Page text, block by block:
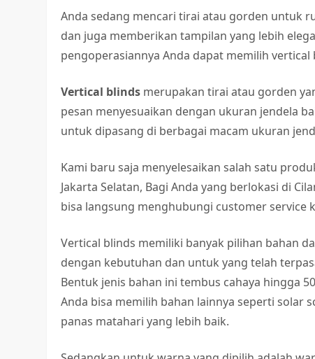
Anda sedang mencari tirai atau gorden untuk
dan juga memberikan tampilan yang lebih
pengoperasiannya Anda dapat memilih
Vertical blinds merupakan tirai atau gorden
pesan menyesuaikan dengan ukuran jendela
untuk dipasang di berbagai macam ukuran
Kami baru saja menyelesaikan salah satu
Jakarta Selatan, Bagi Anda yang berlokasi di
bisa langsung menghubungi customer service
Vertical blinds memiliki banyak pilihan bahan
dengan kebutuhan dan untuk yang telah
Bentuk jenis bahan ini tembus cahaya hingga
Anda bisa memilih bahan lainnya seperti solar
panas matahari yang lebih baik.